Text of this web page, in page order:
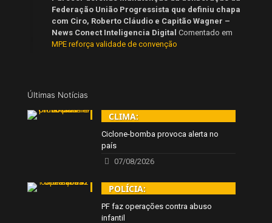
Federação União Progressista que definiu chapa
com Ciro, Roberto Cláudio e Capitão Wagner –
News Conect Inteligencia Digital Comentado em
MPE reforça validade de convenção
Últimas Notícias
CLIMA:
Ciclone-bomba provoca alerta no
país
07/08/2026
POLÍCIA:
PF faz operações contra abuso
infantil